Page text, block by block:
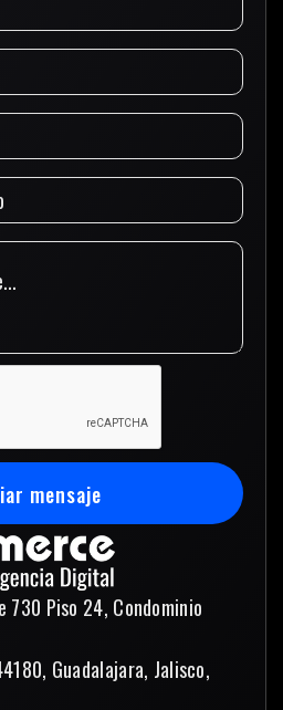
730 Piso 24, Condominio
Guadalajara, Jalisco,
mensaje
mensaje